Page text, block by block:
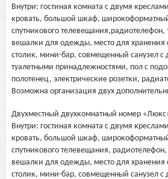
Внутри: гостиная комната с двумя
кровать, большой шкаф,
спутникового
вешалки для одежды, место для хранения
столик, мини-бар, совмещенный санузел с
туалетными принадлежностями, пол с
полотенец, электрические розетки,
Возможна организация двух
Двухместный двухкомнатный номер
Внутри: гостиная комната с двумя
кровать, большой шкаф,
спутникового телевещания,
вешалки для одежды, место для хранения
столик, мини-бар, совмещенный санузел с